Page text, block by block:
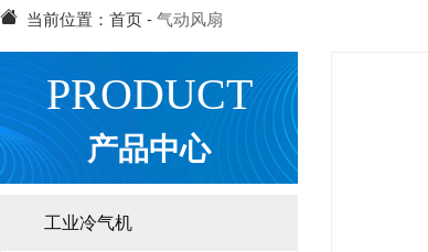
当前位置： 首页-气动风扇
PRODUCT
产品中心
工业冷气机